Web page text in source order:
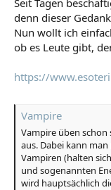
denn dieser
Nun wollt ich
ob es Leute gibt,
https://
Vampire
Vampire üben schon
aus. Dabei kann
Vampiren (halten
und sogenannten
wird hauptsächlich